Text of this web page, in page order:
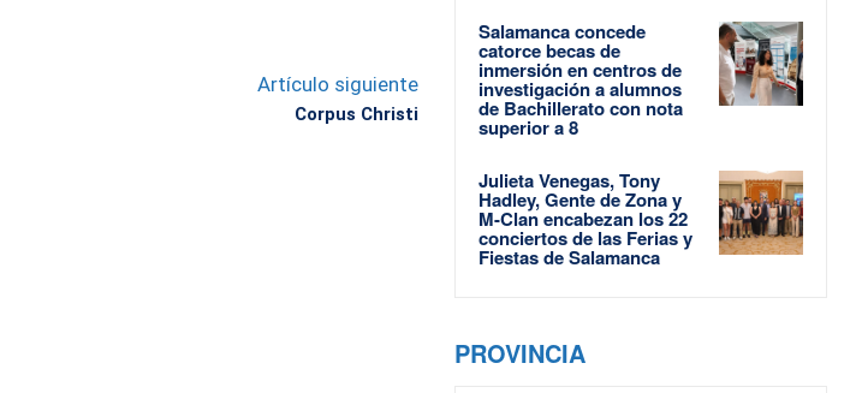
Artículo siguiente
Corpus Christi
Salamanca concede
catorce becas de
inmersión en centros de
investigación a alumnos
de Bachillerato con nota
superior a 8
Julieta Venegas, Tony
Hadley, Gente de Zona y
M-Clan encabezan los 22
conciertos de las Ferias y
Fiestas de Salamanca
PROVINCIA